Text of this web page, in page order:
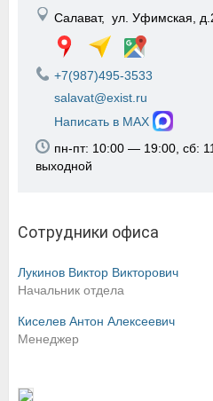
Салават, ул. Уфимская,
+7(987)495-3533
salavat@exist.ru
Написать в MAX
пн-пт: 10:00 — 19:00, сб:
выходной
Сотрудники офиса
Лукинов Виктор Викторович
Начальник отдела
Киселев Антон Алексеевич
Менеджер